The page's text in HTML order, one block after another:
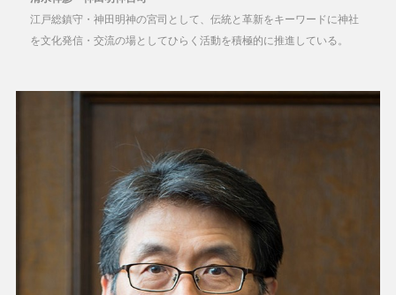
江戸総鎮守・神田明神の宮司として、伝統と革新をキーワードに神社
を文化発信・交流の場としてひらく活動を積極的に推進している。